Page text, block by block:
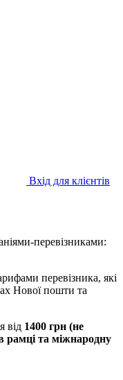
Вхід для клієнтів
перевізниками:
перевізника, які
Нової пошти та
від 1400 грн (не
рамці та міжнародну